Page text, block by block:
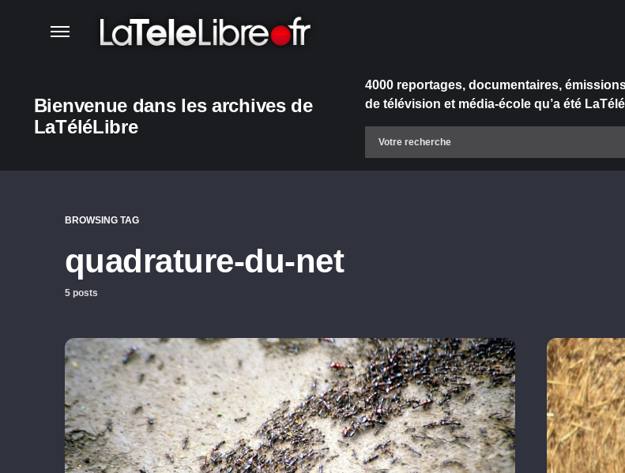
Bienvenue dans les archives de
LaTéléLibre
4000 reportages, documentaires,
de télévision et média-école qu’a été
BROWSING TAG
quadrature-du-net
5 posts